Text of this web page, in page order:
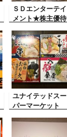
ＳＤエンターテイ
メント★株主優待
ユナイテッドスー
パーマーケット